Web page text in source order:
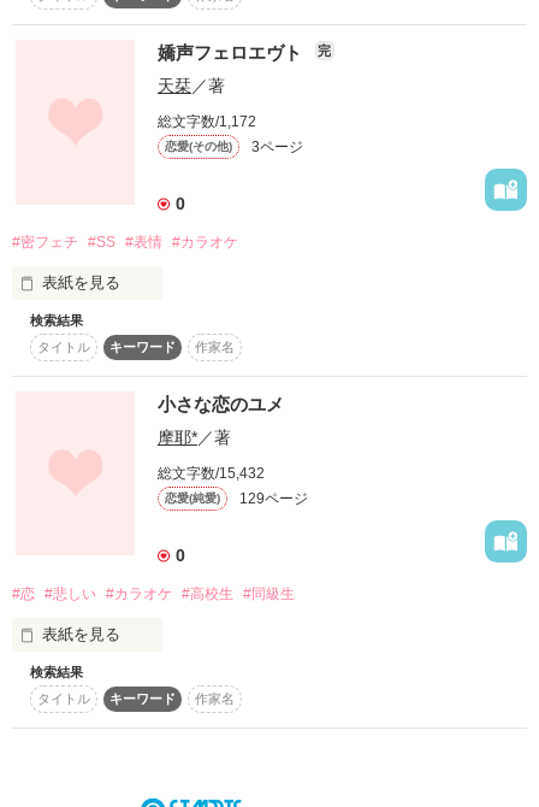
さよならの為の告白は
始まりのきっかけでした
―――――――――――
またま短編とうじょー
短編簡単に思いつくのに…
長編って難しいね(´･ω･`)
…上の顔文字可愛いな←
ではどうぞ!!!!
嬌声フェロエヴト 完
天栞／著
総文字数/1,172
恋愛(その他) 3ページ
0
#密フェチ #SS #表情 #カラオケ
表紙を見る
加虐趣味なんてないんだよ？
作品を読む
検索結果
タイトル
キーワード 作家名
小さな恋のユメ
摩耶*／著
総文字数/15,432
恋愛(純愛) 129ページ
0
#恋 #悲しい #カラオケ #高校生 #同級生
表紙を見る
いつのまにか
検索結果
タイトル
キーワード 作家名